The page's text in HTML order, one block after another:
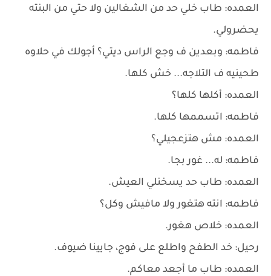
العمده: طاب خلي حد من الشغالين ولا حتي من البنته
يحضرولي.
فاطمه: وبعدين ف وجع الراس ديتي؟ أجولك في حلاوه
طحينيه ف التلاجه... خش كلها.
العمده: أكلها كلها؟
فاطمه: اتسممها كلها.
العمده: مش هتزعجيلي؟
فاطمه: له... غور بجا.
العمده: طاب حد يسخنلي العيش.
فاطمه: انته هتغور ولا مافيش وكل؟
العمده: خلاص هغور.
رحيل: خد الطفح واطلع على فوج، جايينا ضيوف.
العمده: طاب ما أجعد معاكم.